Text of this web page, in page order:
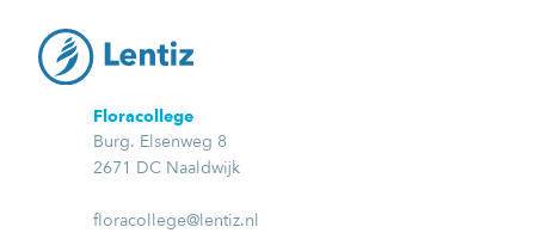
Floracollege
Burg. Elsenweg 8
2671 DC Naaldwijk
floracollege@lentiz.nl